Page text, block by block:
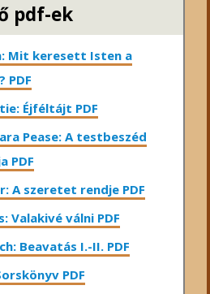
pdf-ek
Mit keresett Isten a
PDF
Éjféltájt PDF
Pease: A testbeszéd
PDF
A ​szeretet rendje PDF
Valakivé válni PDF
Beavatás I.-II. PDF
PDF